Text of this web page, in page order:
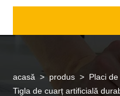
acasă > produs > Placi
Tigla de cuarț artificială